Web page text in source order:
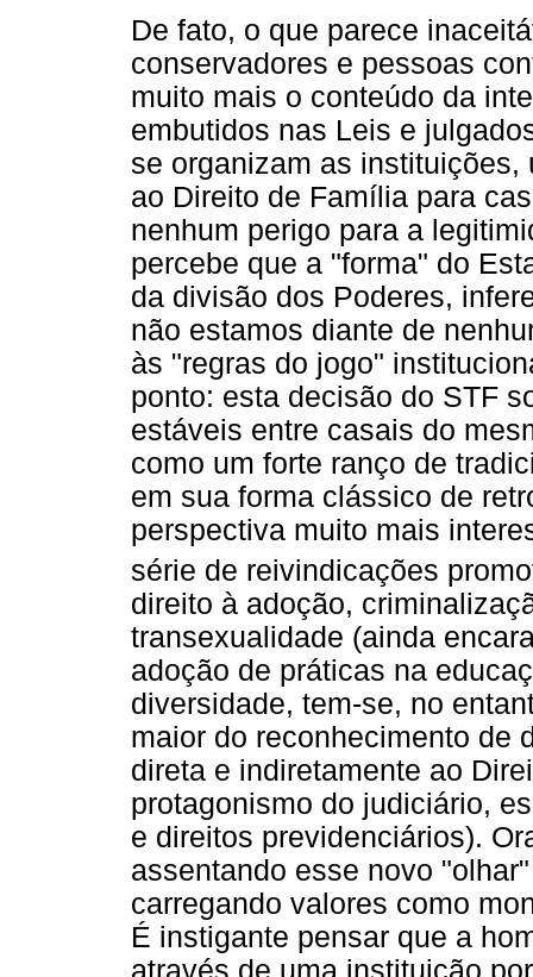
De fato, o que parece
conservadores e pessoas
muito mais o conteúdo da
embutidos nas Leis e
se organizam as
ao Direito de Família para
nenhum perigo para a
percebe que a "forma" do
da divisão dos Poderes,
não estamos diante de
às "regras do jogo"
ponto: esta decisão do STF
estáveis entre casais do
como um forte ranço de
em sua forma clássico de
perspectiva muito mais
série de reivindicações
direito à adoção,
transexualidade (ainda
adoção de práticas na
diversidade, tem-se, no
maior do reconhecimento de
direta e indiretamente ao
protagonismo do judiciário,
e direitos previdenciários).
assentando esse novo
carregando valores como
É instigante pensar que a